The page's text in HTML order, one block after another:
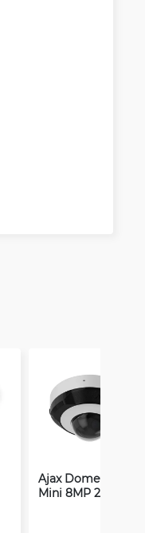
Ajax DomeCam
Mini 8MP 2.8mm